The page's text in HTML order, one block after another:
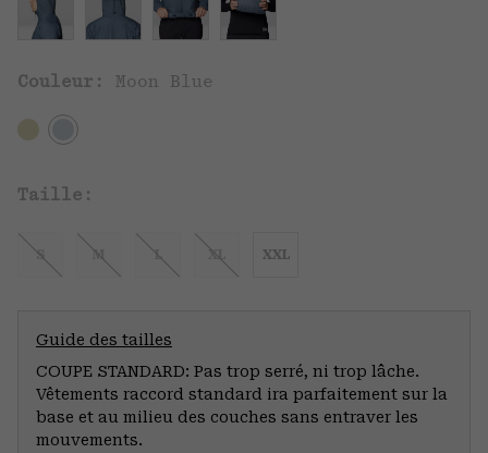
Couleur: Moon Blue
Taille:
S M L XL XXL
Guide des tailles
COUPE STANDARD: Pas trop serré, ni trop lâche.
Vêtements raccord standard ira parfaitement sur la
base et au milieu des couches sans entraver les
mouvements.